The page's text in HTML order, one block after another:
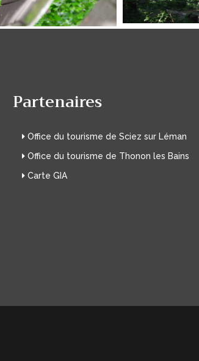
Partenaires
Office du tourisme de Sciez sur Léman
Office du tourisme de Thonon les Bains
Carte GIA